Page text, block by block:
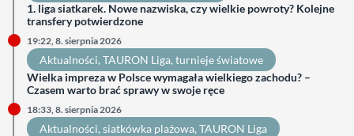
1. liga siatkarek. Nowe nazwiska, czy wielkie powroty? Kolejne
transfery potwierdzone
19:22, 8. sierpnia 2026
Aktualności, TAURON Liga, turnieje światowe
Wielka impreza w Polsce wymagała wielkiego zachodu? –
Czasem warto brać sprawy w swoje ręce
18:33, 8. sierpnia 2026
Aktualności, siatkówka plażowa, TAURON Liga